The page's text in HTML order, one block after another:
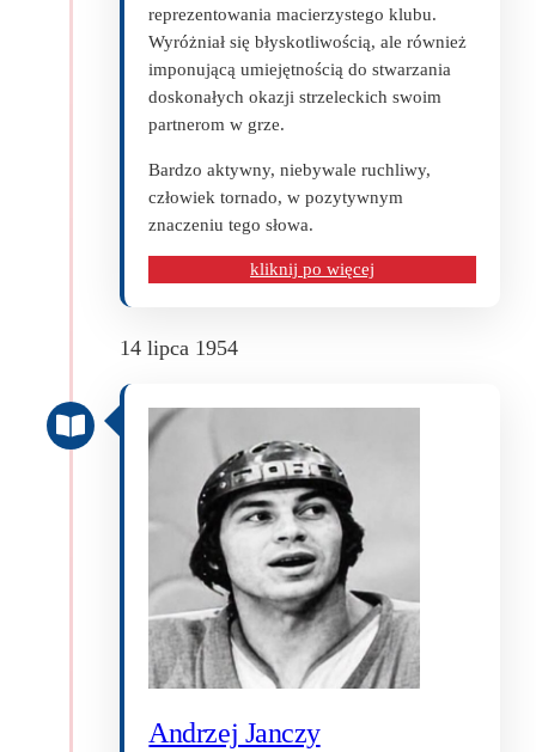
reprezentowania macierzystego klubu.
Wyróżniał się błyskotliwością, ale również
imponującą umiejętnością do stwarzania
doskonałych okazji strzeleckich swoim
partnerom w grze.
Bardzo aktywny, niebywale ruchliwy,
człowiek tornado, w pozytywnym
znaczeniu tego słowa.
kliknij po więcej
14 lipca 1954
Andrzej Janczy